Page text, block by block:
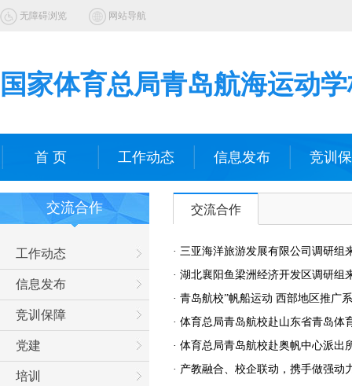
无障碍浏览 网站导航
国家体育总局青岛航海运动
首 页 工作动态 信息发布 竞训
交流合作
工作动态
信息发布
竞训保障
党建
培训
交流合作
· 三亚海洋旅游发展有限公司调研组
· 湖北襄阳鱼梁洲经济开发区调研组
· 青岛航校”帆船运动 西部地区推广
· 体育总局青岛航校赴山东省青岛体
· 体育总局青岛航校赴奥帆中心派出
· 产教融合、校企联动，携手做强动